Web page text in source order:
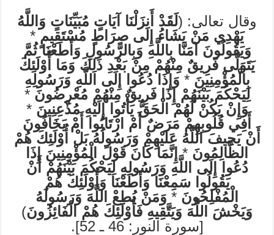
وقال تعالى: (لَقَدْ أَنزَلْنَا آيَاتٍ مُبَيِّنَاتٍ وَاللَّهُ
يَهْدِي مَنْ يَشَاءُ إِلَى صِرَاطٍ مُسْتَقِيمٍ*
وَيَقُولُونَ آمَنَّا بِاللَّهِ وَبِالرَّسُولِ وَأَطَعْنَا ثُمَّ
يَتَوَلَّى فَرِيقٌ مِنْهُمْ مِنْ بَعْدِ ذَلِكَ وَمَا أُوْلَئِكَ
بِالْمُؤْمِنِينَ* وَإِذَا دُعُوا إِلَى اللَّهِ وَرَسُولِهِ
لِيَحْكُمَ بَيْنَهُمْ إِذَا فَرِيقٌ مِنْهُمْ مُعْرِضُونَ *
وَإِنْ يَكُنْ لَهُمْ الْحَقُّ يَأْتُوا إِلَيْهِ مُذْعِنِينَ *
أَفِي قُلُوبِهِمْ مَرَضٌ أَمْ ارْتَابُوا أَمْ يَخَافُونَ
أَنْ يَحِيفَ اللَّهُ عَلَيْهِمْ وَرَسُولُهُ بَلْ أُوْلَئِكَ هُمْ
الظَّالِمُونَ * إِنَّمَا كَانَ قَوْلَ الْمُؤْمِنِينَ إِذَا
دُعُوا إِلَى اللَّهِ وَرَسُولِهِ لِيَحْكُمَ بَيْنَهُمْ أَنْ
يَقُولُوا سَمِعْنَا وَأَطَعْنَا وَأُوْلَئِكَ هُمْ
الْمُفْلِحُونَ * وَمَنْ يُطِعْ اللَّهَ وَرَسُولَهُ
وَيَخْشَ اللَّهَ وَيَتَّقِيهِ فَأُوْلَئِكَ هُمْ الْفَائِزُونَ)
[سورة النور: 46 ـ 52].